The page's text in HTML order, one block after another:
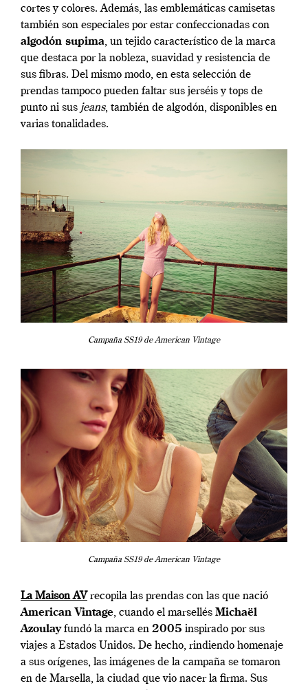
cortes y colores. Además, las emblemáticas camisetas
también son especiales por estar confeccionadas con
algodón supima, un tejido característico de la marca
que destaca por la nobleza, suavidad y resistencia de
sus fibras. Del mismo modo, en esta selección de
prendas tampoco pueden faltar sus jerséis y tops de
punto ni sus jeans, también de algodón, disponibles en
varias tonalidades.
Campaña SS19 de American Vintage
Campaña SS19 de American Vintage
La Maison AV recopila las prendas con las que nació
American Vintage, cuando el marsellés Michaël
Azoulayfundó la marca en 2005 inspirado por sus
viajes a Estados Unidos. De hecho, rindiendo homenaje
a sus orígenes, las imágenes de la campaña se tomaron
en de Marsella, la ciudad que vio nacer la firma. Sus